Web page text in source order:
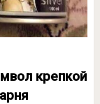
крепкой